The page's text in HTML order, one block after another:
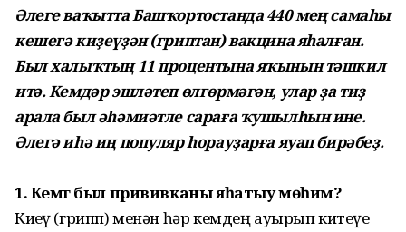
Әлеге ваҡытта Башҡортостанда 440 мең самаһы
кешегә киҙеүҙән (гриптан) вакцина яһалған.
Был халыҡтың 11 процентына яҡынын тәшкил
итә. Кемдәр эшләтеп өлгөрмәгән, улар ҙа тиҙ
арала был әһәмиәтле сараға ҡушылһын ине.
Әлегә иһә иң популяр һорауҙарға яуап бирәбеҙ.
1. Кемгә был прививканы яһатыу мөһим?
Киҙеү (грипп) менән һәр кемдең ауырып китеүе